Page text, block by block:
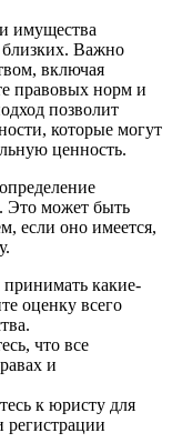
имущества
близких. Важно
включая
правовых норм и
позволит
которые могут
ценность.
Это может быть
если оно имеется,
какие-
оценку всего
что все
и
к юристу для
регистрации